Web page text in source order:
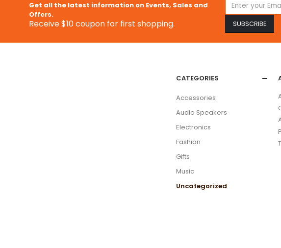
Get all the latest information on Events, Sales and
Offers.
Receive $10 coupon for first shopping.
CATEGORIES
Accessories
Audio Speakers
Electronics
Fashion
Gifts
Music
Uncategorized